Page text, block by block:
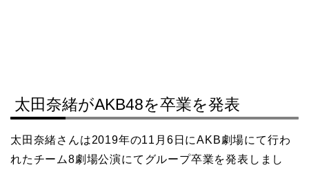
太田奈緒がAKB48を卒業を発表
太田奈緒さんは2019年の11月6日にAKB劇場にて行わ
れたチーム8劇場公演にてグループ卒業を発表しまし